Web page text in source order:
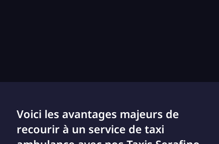
Voici les avantages majeurs de
recourir à un service de taxi